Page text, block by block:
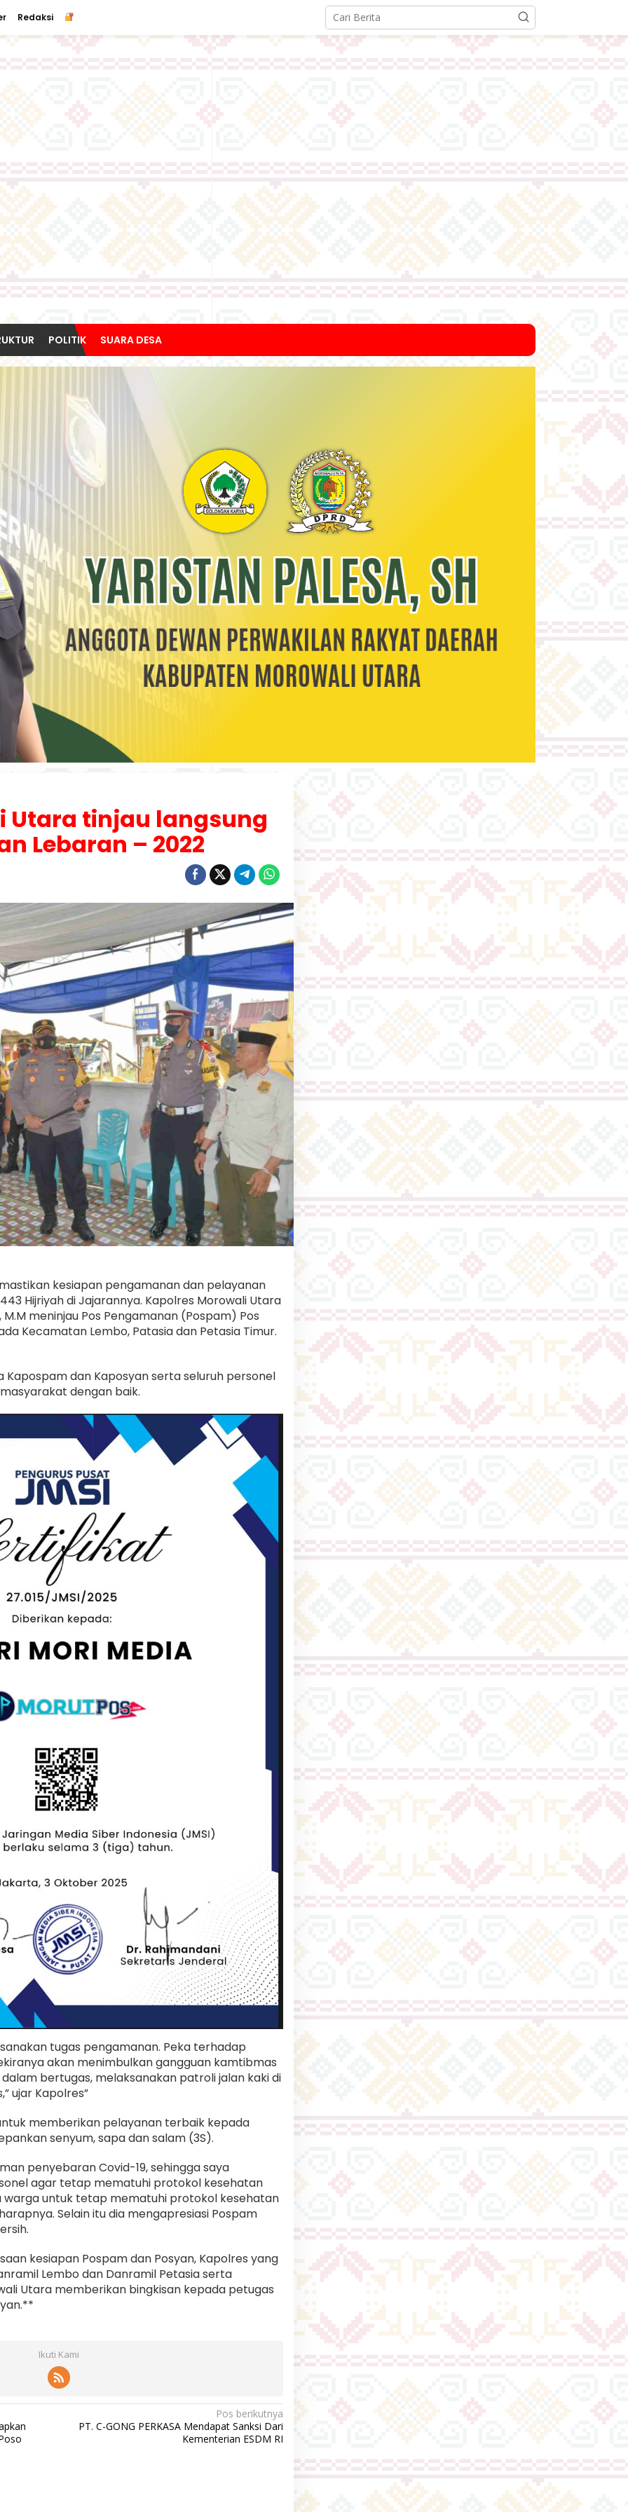
Redaksi
POLITIK SUARA DESA
Utara tinjau langsung
Lebaran – 2022
kesiapan pengamanan dan pelayanan
Hijriyah di Jajarannya. Kapolres Morowali Utara
M.M meninjau Pos Pengamanan (Pospam) Pos
Kecamatan Lembo, Patasia dan Petasia Timur.
dan Kaposyan serta seluruh personel
dengan baik.
tugas pengamanan. Peka terhadap
akan menimbulkan gangguan kamtibmas
bertugas, melaksanakan patroli jalan kaki di
ujar Kapolres”
memberikan pelayanan terbaik kepada
senyum, sapa dan salam (3S).
penyebaran Covid-19, sehingga saya
agar tetap mematuhi protokol kesehatan
warga untuk tetap mematuhi protokol kesehatan
Selain itu dia mengapresiasi Pospam
kesiapan Pospam dan Posyan, Kapolres yang
Lembo dan Danramil Petasia serta
Utara memberikan bingkisan kepada petugas
Ikuti Kami
Pos berikutnya
PT. C-GONG PERKASA Mendapat Sanksi Dari
Kementerian ESDM RI